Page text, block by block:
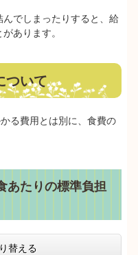
でしまったりすると、給
あります。
ついて
る費用とは別に、食費の
あたりの標準負担
替える